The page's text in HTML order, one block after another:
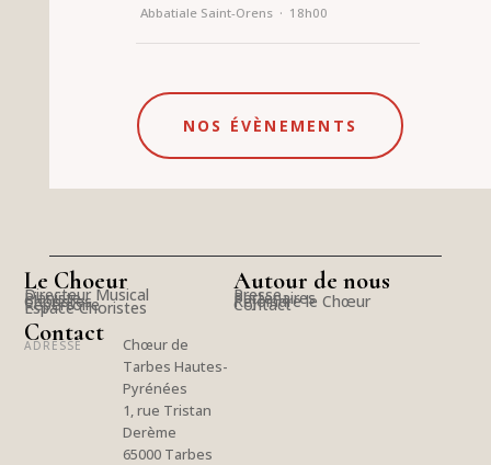
Abbatiale Saint-Orens · 18h00
NOS ÉVÈNEMENTS
Le Choeur
Directeur Musical
Pianiste
Choristes
Répertoire
Espace Choristes
Autour de nous
Presse
Partenaires
Rejoindre le Chœur
Contact
Contact
ADRESSE
Chœur de
Tarbes Hautes-
Pyrénées
1, rue Tristan
Derème
65000 Tarbes